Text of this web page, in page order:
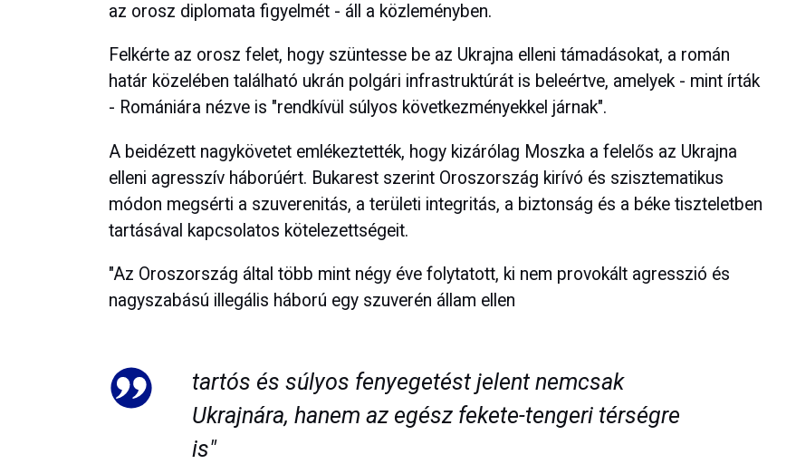
az orosz diplomata figyelmét - áll a közleményben.
Felkérte az orosz felet, hogy szüntesse be az Ukrajna elleni támadásokat, a román
határ közelében található ukrán polgári infrastruktúrát is beleértve, amelyek - mint írták
- Romániára nézve is "rendkívül súlyos következményekkel járnak".
A beidézett nagykövetet emlékeztették, hogy kizárólag Moszka a felelős az Ukrajna
elleni agresszív háborúért. Bukarest szerint Oroszország kirívó és szisztematikus
módon megsérti a szuverenitás, a területi integritás, a biztonság és a béke tiszteletben
tartásával kapcsolatos kötelezettségeit.
"Az Oroszország által több mint négy éve folytatott, ki nem provokált agresszió és
nagyszabású illegális háború egy szuverén állam ellen
tartós és súlyos fenyegetést jelent nemcsak
Ukrajnára, hanem az egész fekete-tengeri térségre
is"